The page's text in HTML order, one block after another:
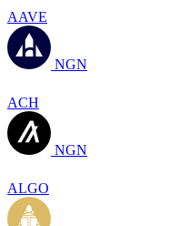
AAVE
NGN
ACH
NGN
ALGO